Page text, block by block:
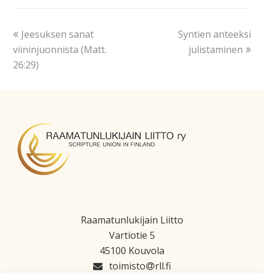
Jeesuksen sanat
viininjuonnista (Matt.
26:29)
Syntien anteeksi
julistaminen
Raamatunlukijain Liitto
Vartiotie 5
45100 Kouvola
toimisto
rll.fi